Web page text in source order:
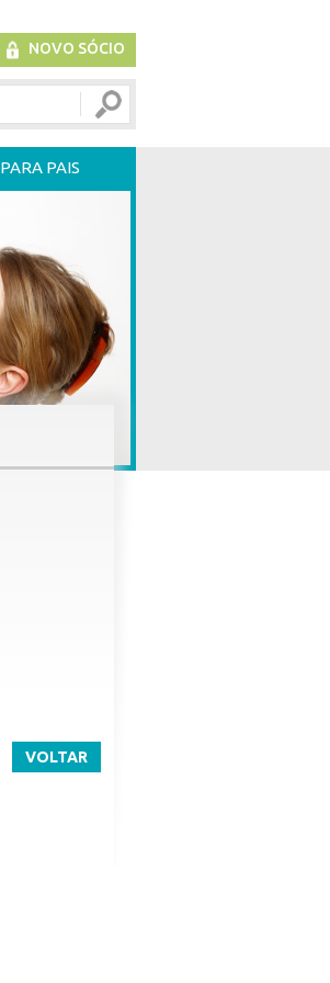
NOVO SÓCIO
PARA PAIS
VOLTAR